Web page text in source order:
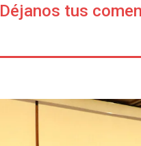
Déjanos tus